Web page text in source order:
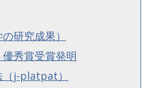
研究成果）
秀賞受賞発明
j-platpat）